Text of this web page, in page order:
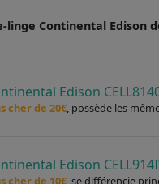
linge Continental Edison
Edison
cher de 20€, possède les
Edison
cher de 10€ , se différencie